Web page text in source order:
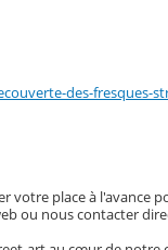
des-fresques-
place à l'avance
ou nous contacter